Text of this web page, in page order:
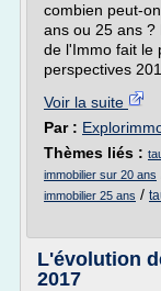
combien peut-
ans ou 25 ans ?
de l'Immo fait le
perspectives
Voir la suite
Par :
Thèmes liés :
immobilier sur 20 ans
immobilier 25 ans /
L'évolution
2017